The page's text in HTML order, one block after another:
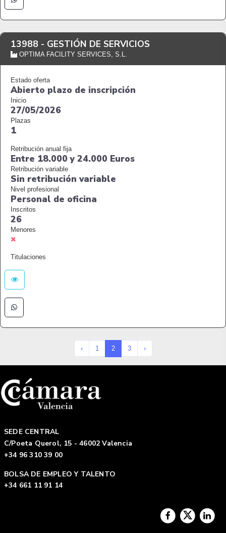
13988 - GESTIÓN DE SERVICIOS
OPTIMA FACILITY SERVICES, S.L.
Estado oferta
Abierto plazo de inscripción
Inicio
27/05/2026
Plazas
1
Retribución anual fija
Entre 18.000 y 24.000 Euros
Retribución variable
Sin retribución variable
Nivel profesional
Personal de oficina
Inscritos
26
Menores
Titulaciones
‹ 1 2 3 ›
SEDE CENTRAL
C/Poeta Querol, 15 - 46002 Valencia
+34 96 310 39 00
BOLSA DE EMPLEO Y TALENTO
+34 661 11 91 14